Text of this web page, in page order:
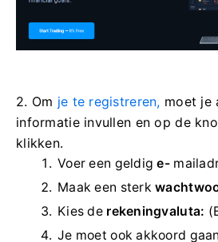
2. Om je te registreren, moet je
informatie invullen en op de
klikken.
Voer een geldige-
Maak een sterk
Kies de rekeningvaluta:
Je moet ook akkoord